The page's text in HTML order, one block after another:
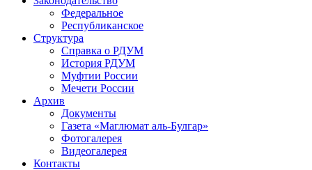
Федеральное
Республиканское
Структура
Справка о РДУМ
История РДУМ
Муфтии России
Мечети России
Архив
Документы
Газета «Маглюмат аль-Булгар»
Фотогалерея
Видеогалерея
Контакты